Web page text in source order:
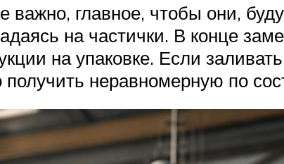
важно, главное, чтобы они,
на частички. В конце
на упаковке. Если
неравномерную по